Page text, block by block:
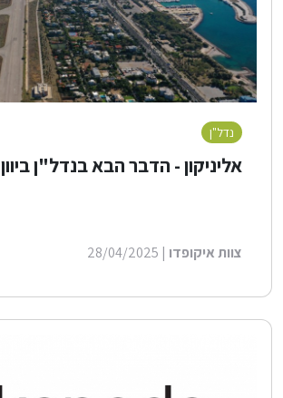
נדל"ן
אליניקון - הדבר הבא בנדל"ן ביוון
צוות איקופדו | 28/04/2025